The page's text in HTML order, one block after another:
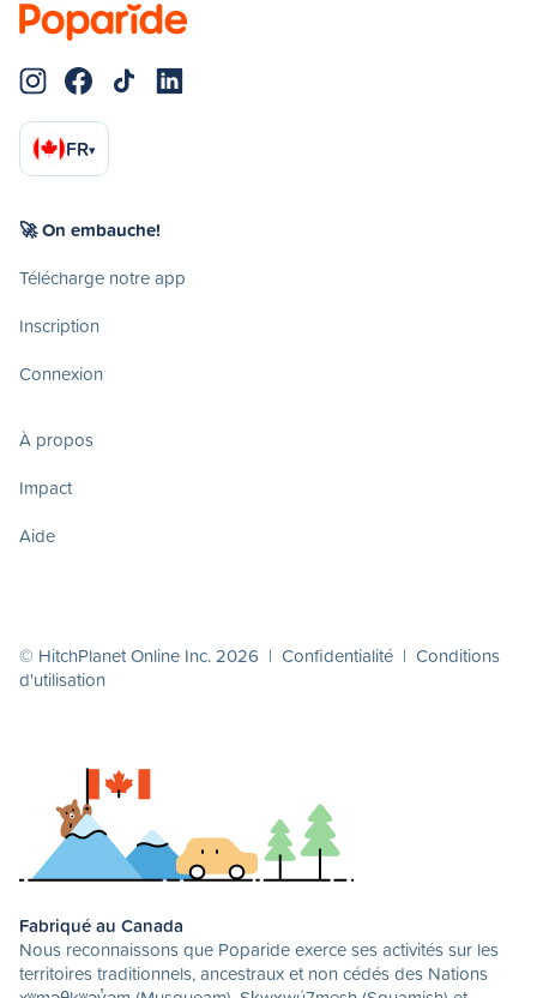
FR▾
🚀 On embauche!
Télécharge notre app
Inscription
Connexion
À propos
Impact
Aide
© HitchPlanet Online Inc. 2026 | Confidentialité | Conditions
d'utilisation
Fabriqué au Canada
Nous reconnaissons que Poparide exerce ses activités sur les
territoires traditionnels, ancestraux et non cédés des Nations